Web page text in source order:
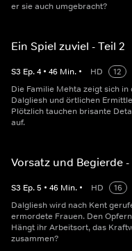
er sie auch umgebracht?
Ein Spiel zuviel - Teil 2
S3 Ep.4 • 46 Min. • HD
12
Die Familie Mehta zeigt sich
Dalgliesh und örtlichen
Plötzlich tauchen brisante
auf.
Vorsatz und Begierde -
S3 Ep.5 • 46 Min. • HD
16
Dalgliesh wird nach Kent
ermordete Frauen. Den
Hängt ihr Arbeitsort, das
zusammen?